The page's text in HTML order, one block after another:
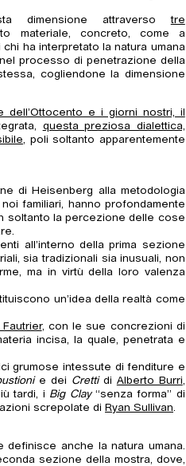
dimensione attraversotre
materiale, concreto, come a
ha interpretato la natura umana
processo di penetrazione della
cogliendone la dimensione
e i giorni nostri, il
questa preziosa dialettica,
, poli soltanto apparentemente
di Heisenberg alla metodologia
familiari, hanno profondamente
soltanto la percezione delle cose
all’interno della prima sezione
sia tradizionali sia inusuali, non
ma in virtù della loro valenza
un’idea della realtà come
, con le sue concrezioni di
incisa, la quale, penetrata e
grumose intessute di fenditure e
e dei Crettidi Alberto Burri,
tardi, i Big Clay“senza forma” di
screpolate di Ryan Sullivan.
anche la natura umana.
sezione della mostra, dove,